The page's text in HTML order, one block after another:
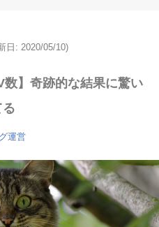
日: 2020/05/10)
数】奇跡的な結果に驚い
る
運営